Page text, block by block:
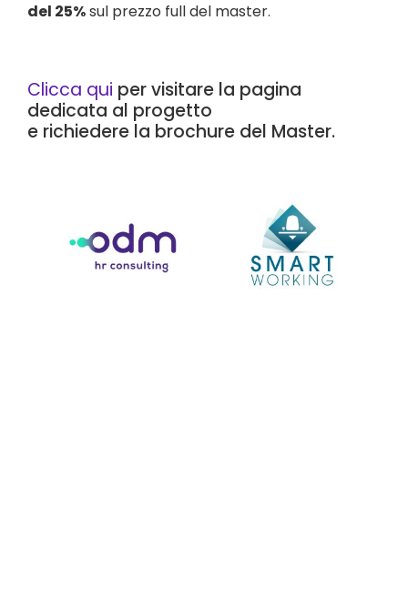
del 25%sul prezzo full del master.
Clicca qui per visitare la pagina
dedicata al progetto
e richiedere la brochure del Master.